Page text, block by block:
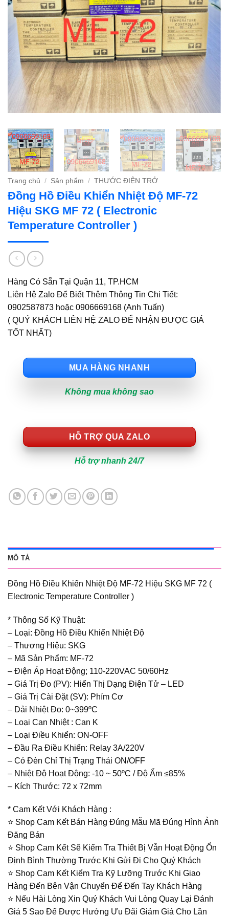
Trang chủ / Sản phẩm / THƯỚC ĐIỆN TRỞ
Đồng Hồ Điều Khiển Nhiệt Độ MF-72
Hiệu SKG MF 72 ( Electronic
Temperature Controller )
Hàng Có Sẵn Tại Quận 11, TP.HCM
Liên Hệ Zalo Để Biết Thêm Thông Tin Chi Tiết:
0902587873 hoặc 0906669168 (Anh Tuấn)
( QUÝ KHÁCH LIÊN HỆ ZALO ĐỂ NHẬN ĐƯỢC GIÁ
TỐT NHẤT)
MUA HÀNG NHANH
Không mua không sao
HỖ TRỢ QUA ZALO
Hỗ trợ nhanh 24/7
MÔ TẢ
Đồng Hồ Điều Khiển Nhiệt Độ MF-72 Hiệu SKG MF 72 (
Electronic Temperature Controller )
* Thông Số Kỹ Thuật:
– Loại: Đồng Hồ Điều Khiển Nhiệt Độ
– Thương Hiệu: SKG
– Mã Sản Phẩm: MF-72
– Điện Áp Hoạt Động; 110-220VAC 50/60Hz
– Giá Trị Đo (PV): Hiển Thị Dạng Điện Tử – LED
– Giá Trị Cài Đặt (SV): Phím Cơ
– Dải Nhiệt Đo: 0~399ºC
– Loại Can Nhiệt : Can K
– Loại Điều Khiển: ON-OFF
– Đầu Ra Điều Khiển: Relay 3A/220V
– Có Đèn Chỉ Thị Trạng Thái ON/OFF
– Nhiệt Độ Hoạt Động: -10 ~ 50ºC / Độ Ẩm ≤85%
– Kích Thước: 72 x 72mm
* Cam Kết Với Khách Hàng :
⭐️ Shop Cam Kết Bán Hàng Đúng Mẫu Mã Đúng Hình Ảnh
Đăng Bán
⭐️ Shop Cam Kết Sẽ Kiểm Tra Thiết Bị Vẫn Hoạt Động Ổn
Định Bình Thường Trước Khi Gửi Đi Cho Quý Khách
⭐️ Shop Cam Kết Kiểm Tra Kỹ Lưỡng Trước Khi Giao
Hàng Đến Bên Vận Chuyển Để Đến Tay Khách Hàng
⭐️ Nếu Hài Lòng Xin Quý Khách Vui Lòng Quay Lại Đánh
Giá 5 Sao Để Được Hưởng Ưu Đãi Giảm Giá Cho Lần